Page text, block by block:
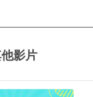
影片